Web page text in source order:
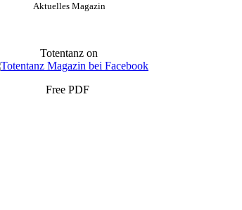
Aktuelles Magazin
Totentanz on
Free PDF